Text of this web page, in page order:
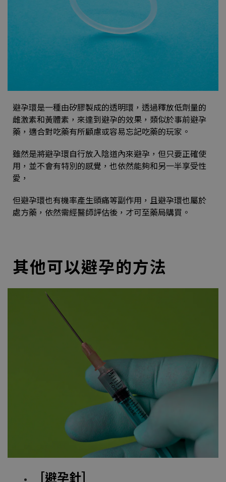
避孕環是一種由矽膠製成的透明環，透過釋放低劑量的
雌激素和黃體素，來達到避孕的效果，類似於事前避孕
藥，適合對吃藥有所顧慮或容易忘記吃藥的玩家。
雖然是將避孕環自行放入陰道內來避孕，但只要正確使
用，並不會有特別的感覺，也依然能夠和另一半享受性
愛，
但避孕環也有機率產生頭痛等副作用，且避孕環也屬於
處方藥，依然需經醫師評估後，才可至藥局購買。
其他可以避孕的方法
［避孕針］